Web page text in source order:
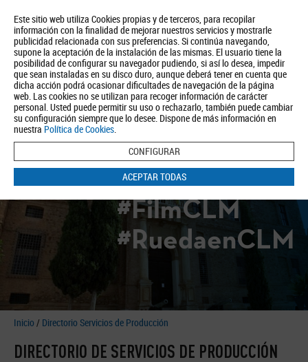
Este sitio web utiliza Cookies propias y de terceros, para recopilar
información con la finalidad de mejorar nuestros servicios y mostrarle
publicidad relacionada con sus preferencias. Si continúa navegando,
supone la aceptación de la instalación de las mismas. El usuario tiene la
posibilidad de configurar su navegador pudiendo, si así lo desea, impedir
que sean instaladas en su disco duro, aunque deberá tener en cuenta que
dicha acción podrá ocasionar dificultades de navegación de la página
web. Las cookies no se utilizan para recoger información de carácter
personal. Usted puede permitir su uso o rechazarlo, también puede cambiar
su configuración siempre que lo desee. Dispone de más información en
nuestra Política de Cookies.
CONFIGURAR
ACEPTAR TODAS
Quiénes somos Turismo Política de Privacidad Aviso Legal
Política de Cookies
BUSCAR
#FilmCLM
#RuedaenCLM
Inicio / Directorio Servicios de Producción
DIRECTORIO DE SERVICIOS DE PRODUCCIÓN